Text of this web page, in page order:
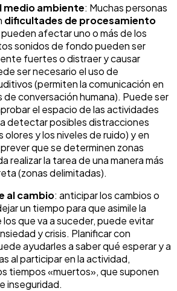
medio ambiente: Muchas personas
dificultades de procesamiento
afectar uno o más de los
sonidos de fondo pueden ser
fuertes o distraer y causar
ser necesario el uso de
(permiten la comunicación en
de conversación humana). Puede ser
el espacio de las actividades
detectar posibles distracciones
olores y los niveles de ruido) y en
que se determinen zonas
realizar la tarea de una manera más
(zonas delimitadas).
al cambio: anticipar los cambios o
un tiempo para que asimile la
que va a suceder, puede evitar
y crisis. Planificar con
ayudarles a saber qué esperar y a
al participar en la actividad,
tiempos «muertos», que suponen
inseguridad.